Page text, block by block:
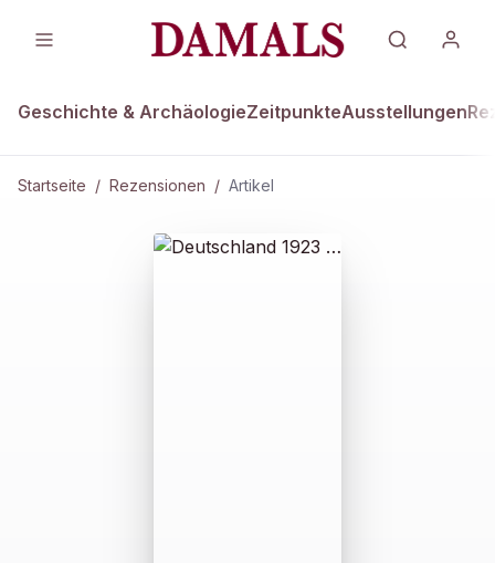
Geschichte & ArchäologieZeitpunkteAusstellungen
Startseite / Rezensionen / Artikel